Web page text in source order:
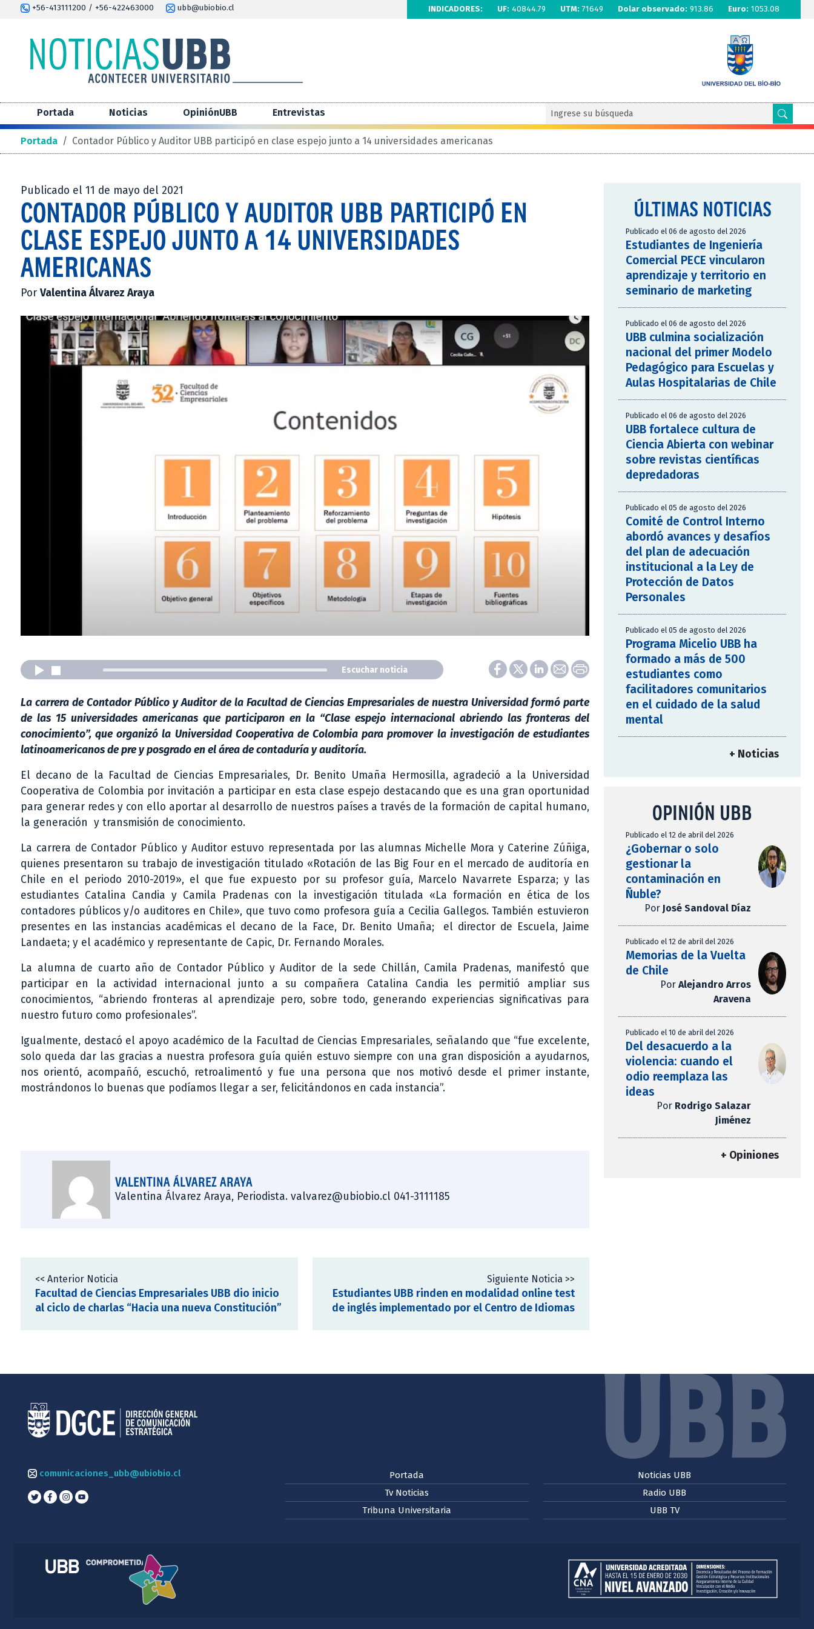
+56-413111200 / +56-422463000 ubb@ubiobio.cl INDICADORES: UF: 40844.79 UTM: 71649 Dolar observado: 913.86 Euro: 1053.08
Portada Noticias OpiniónUBB Entrevistas
Portada / Contador Público y Auditor UBB participó en clase espejo junto a 14 universidades americanas
Publicado el 11 de mayo del 2021
CONTADOR PÚBLICO Y AUDITOR UBB PARTICIPÓ EN
CLASE ESPEJO JUNTO A 14 UNIVERSIDADES
AMERICANAS
PorValentina Álvarez Araya
Escuchar noticia
La carrera de Contador Público y Auditor de la Facultad de Ciencias Empresariales de nuestra Universidad formó parte
de las 15 universidades americanas que participaron en la “Clase espejo internacional abriendo las fronteras del
conocimiento”, que organizó la Universidad Cooperativa de Colombia para promover la investigación de estudiantes
latinoamericanos de pre y posgrado en el área de contaduría y auditoría.
El decano de la Facultad de Ciencias Empresariales, Dr. Benito Umaña Hermosilla, agradeció a la Universidad
Cooperativa de Colombia por invitación a participar en esta clase espejo destacando que es una gran oportunidad
para generar redes y con ello aportar al desarrollo de nuestros países a través de la formación de capital humano,
la generación y transmisión de conocimiento.
La carrera de Contador Público y Auditor estuvo representada por las alumnas Michelle Mora y Caterine Zúñiga,
quienes presentaron su trabajo de investigación titulado «Rotación de las Big Four en el mercado de auditoría en
Chile en el periodo 2010-2019», el que fue expuesto por su profesor guía, Marcelo Navarrete Esparza; y las
estudiantes Catalina Candia y Camila Pradenas con la investigación titulada «La formación en ética de los
contadores públicos y/o auditores en Chile», que tuvo como profesora guía a Cecilia Gallegos. También estuvieron
presentes en las instancias académicas el decano de la Face, Dr. Benito Umaña; el director de Escuela, Jaime
Landaeta; y el académico y representante de Capic, Dr. Fernando Morales.
La alumna de cuarto año de Contador Público y Auditor de la sede Chillán, Camila Pradenas, manifestó que
participar en la actividad internacional junto a su compañera Catalina Candia les permitió ampliar sus
conocimientos, “abriendo fronteras al aprendizaje pero, sobre todo, generando experiencias significativas para
nuestro futuro como profesionales”.
Igualmente, destacó el apoyo académico de la Facultad de Ciencias Empresariales, señalando que “fue excelente,
solo queda dar las gracias a nuestra profesora guía quién estuvo siempre con una gran disposición a ayudarnos,
nos orientó, acompañó, escuchó, retroalimentó y fue una persona que nos motivó desde el primer instante,
mostrándonos lo buenas que podíamos llegar a ser, felicitándonos en cada instancia”.
VALENTINA ÁLVAREZ ARAYA
Valentina Álvarez Araya, Periodista. valvarez@ubiobio.cl 041-3111185
<< Anterior Noticia
Facultad de Ciencias Empresariales UBB dio inicio
al ciclo de charlas “Hacia una nueva Constitución”
Siguiente Noticia >>
Estudiantes UBB rinden en modalidad online test
de inglés implementado por el Centro de Idiomas
ÚLTIMAS NOTICIAS
Publicado el 06 de agosto del 2026
Estudiantes de Ingeniería
Comercial PECE vincularon
aprendizaje y territorio en
seminario de marketing
Publicado el 06 de agosto del 2026
UBB culmina socialización
nacional del primer Modelo
Pedagógico para Escuelas y
Aulas Hospitalarias de Chile
Publicado el 06 de agosto del 2026
UBB fortalece cultura de
Ciencia Abierta con webinar
sobre revistas científicas
depredadoras
Publicado el 05 de agosto del 2026
Comité de Control Interno
abordó avances y desafíos
del plan de adecuación
institucional a la Ley de
Protección de Datos
Personales
Publicado el 05 de agosto del 2026
Programa Micelio UBB ha
formado a más de 500
estudiantes como
facilitadores comunitarios
en el cuidado de la salud
mental
+ Noticias
OPINIÓN UBB
Publicado el 12 de abril del 2026
¿Gobernar o solo
gestionar la
contaminación en
Ñuble?
Por José Sandoval Díaz
Publicado el 12 de abril del 2026
Memorias de la Vuelta
de Chile
Por Alejandro Arros
Aravena
Publicado el 10 de abril del 2026
Del desacuerdo a la
violencia: cuando el
odio reemplaza las
ideas
Por Rodrigo Salazar
Jiménez
+ Opiniones
comunicaciones_ubb@ubiobio.cl
Portada
Tv Noticias
Tribuna Universitaria
Noticias UBB
Radio UBB
UBB TV